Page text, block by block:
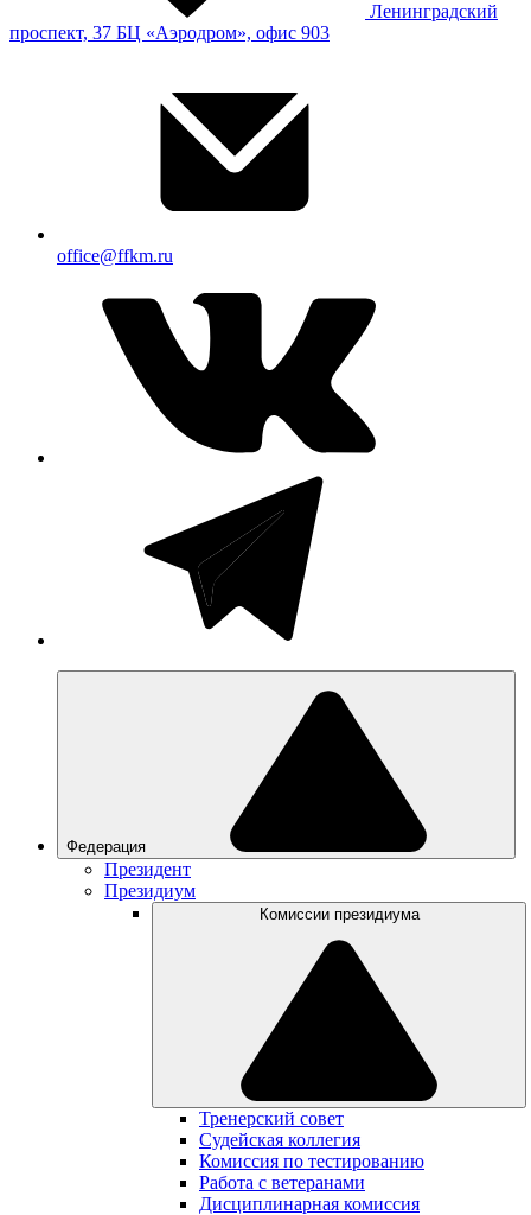
Ленинградский
проспект, 37 БЦ «Аэродром», офис 903
office@ffkm.ru
Федерация
Президент
Президиум
Комиссии президиума
Тренерский совет
Судейская коллегия
Комиссия по тестированию
Работа с ветеранами
Дисциплинарная комиссия